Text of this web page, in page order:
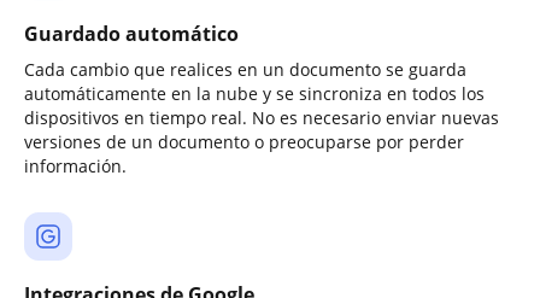
Guardado automático
Cada cambio que realices en un documento se guarda
automáticamente en la nube y se sincroniza en todos los
dispositivos en tiempo real. No es necesario enviar nuevas
versiones de un documento o preocuparse por perder
información.